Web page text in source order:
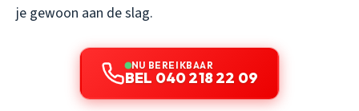
je gewoon aan de slag.
NU BEREIKBAAR
BEL 040 218 22 09